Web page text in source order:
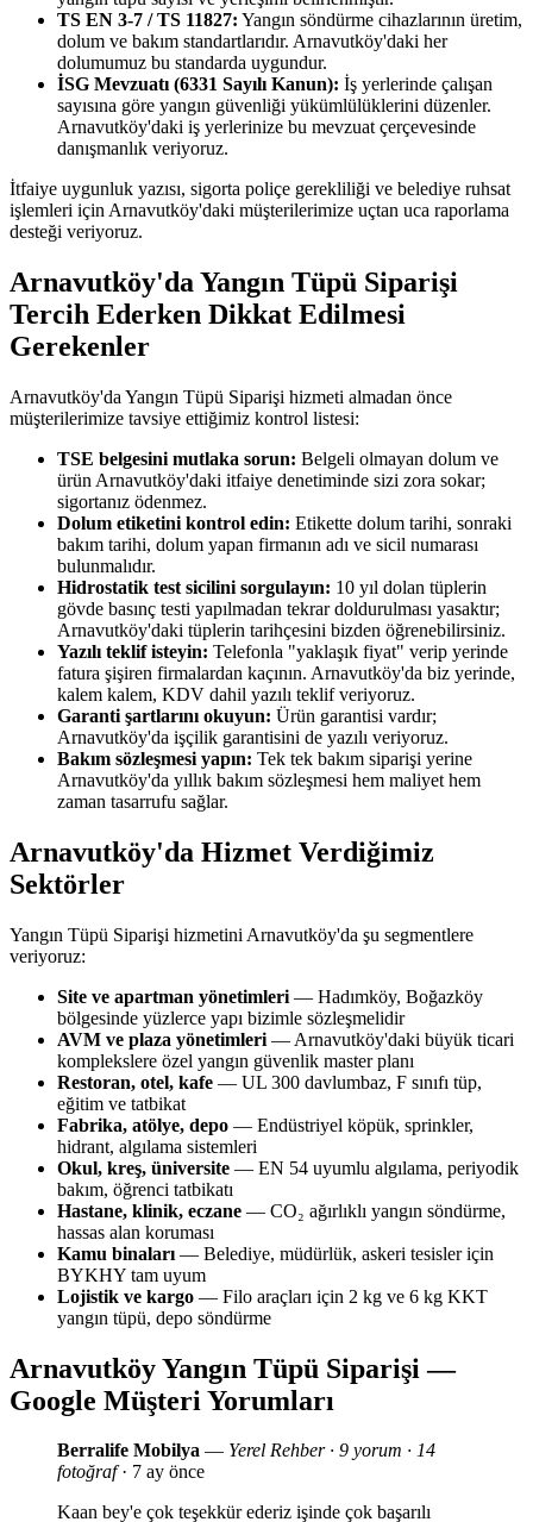
TS EN 3-7 / TS 11827: Yangın söndürme cihazlarının üretim,
dolum ve bakım standartlarıdır. Arnavutköy'daki her
dolumumuz bu standarda uygundur.
İSG Mevzuatı (6331 Sayılı Kanun): İş yerlerinde çalışan
sayısına göre yangın güvenliği yükümlülüklerini düzenler.
Arnavutköy'daki iş yerlerinize bu mevzuat çerçevesinde
danışmanlık veriyoruz.
İtfaiye uygunluk yazısı, sigorta poliçe gerekliliği ve belediye ruhsat
işlemleri için Arnavutköy'daki müşterilerimize uçtan uca raporlama
desteği veriyoruz.
Arnavutköy'da Yangın Tüpü Siparişi
Tercih Ederken Dikkat Edilmesi
Gerekenler
Arnavutköy'da Yangın Tüpü Siparişi hizmeti almadan önce
müşterilerimize tavsiye ettiğimiz kontrol listesi:
TSE belgesini mutlaka sorun: Belgeli olmayan dolum ve
ürün Arnavutköy'daki itfaiye denetiminde sizi zora sokar;
sigortanız ödenmez.
Dolum etiketini kontrol edin: Etikette dolum tarihi, sonraki
bakım tarihi, dolum yapan firmanın adı ve sicil numarası
bulunmalıdır.
Hidrostatik test sicilini sorgulayın: 10 yıl dolan tüplerin
gövde basınç testi yapılmadan tekrar doldurulması yasaktır;
Arnavutköy'daki tüplerin tarihçesini bizden öğrenebilirsiniz.
Yazılı teklif isteyin: Telefonla "yaklaşık fiyat" verip yerinde
fatura şişiren firmalardan kaçının. Arnavutköy'da biz yerinde,
kalem kalem, KDV dahil yazılı teklif veriyoruz.
Garanti şartlarını okuyun: Ürün garantisi vardır;
Arnavutköy'da işçilik garantisini de yazılı veriyoruz.
Bakım sözleşmesi yapın: Tek tek bakım siparişi yerine
Arnavutköy'da yıllık bakım sözleşmesi hem maliyet hem
zaman tasarrufu sağlar.
Arnavutköy'da Hizmet Verdiğimiz
Sektörler
Yangın Tüpü Siparişi hizmetini Arnavutköy'da şu segmentlere
veriyoruz:
Site ve apartman yönetimleri — Hadımköy, Boğazköy
bölgesinde yüzlerce yapı bizimle sözleşmelidir
AVM ve plaza yönetimleri — Arnavutköy'daki büyük ticari
komplekslere özel yangın güvenlik master planı
Restoran, otel, kafe — UL 300 davlumbaz, F sınıfı tüp,
eğitim ve tatbikat
Fabrika, atölye, depo — Endüstriyel köpük, sprinkler,
hidrant, algılama sistemleri
Okul, kreş, üniversite — EN 54 uyumlu algılama, periyodik
bakım, öğrenci tatbikatı
Hastane, klinik, eczane — CO₂ ağırlıklı yangın söndürme,
hassas alan koruması
Kamu binaları — Belediye, müdürlük, askeri tesisler için
BYKHY tam uyum
Lojistik ve kargo — Filo araçları için 2 kg ve 6 kg KKT
yangın tüpü, depo söndürme
Arnavutköy Yangın Tüpü Siparişi —
Google Müşteri Yorumları
Berralife Mobilya — Yerel Rehber · 9 yorum · 14
fotoğraf· 7 ay önce
Kaan bey'e çok teşekkür ederiz işinde çok başarılı